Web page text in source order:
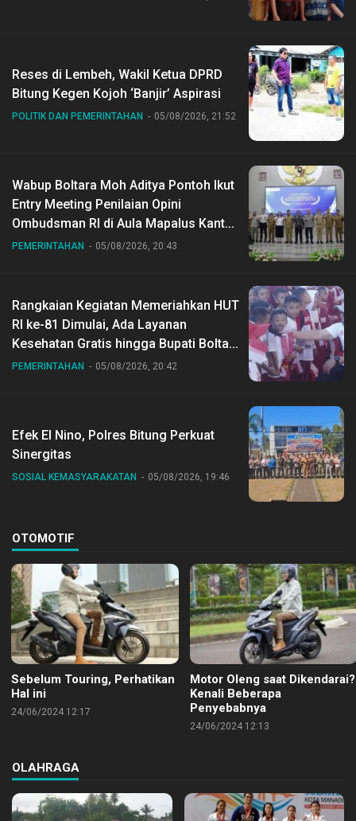
Reses di Lembeh, Wakil Ketua DPRD
Bitung Kegen Kojoh ‘Banjir’ Aspirasi
POLITIK DAN PEMERINTAHAN 05/08/2026, 21:52
Wabup Boltara Moh Aditya Pontoh Ikut
Entry Meeting Penilaian Opini
Ombudsman RI di Aula Mapalus Kantur
Gubernur Sulut
PEMERINTAHAN 05/08/2026, 20:43
Rangkaian Kegiatan Memeriahkan HUT
RI ke-81 Dimulai, Ada Layanan
Kesehatan Gratis hingga Bupati Boltara
Dr Sirajudin Lasena Ikut Jalan Sehat
PEMERINTAHAN 05/08/2026, 20:42
Efek El Nino, Polres Bitung Perkuat
Sinergitas
SOSIAL KEMASYARAKATAN 05/08/2026, 19:46
OTOMOTIF
Sebelum Touring, Perhatikan
Hal ini
24/06/2024 12:17
Motor Oleng saat Dikendarai?
Kenali Beberapa
Penyebabnya
24/06/2024 12:13
OLAHRAGA